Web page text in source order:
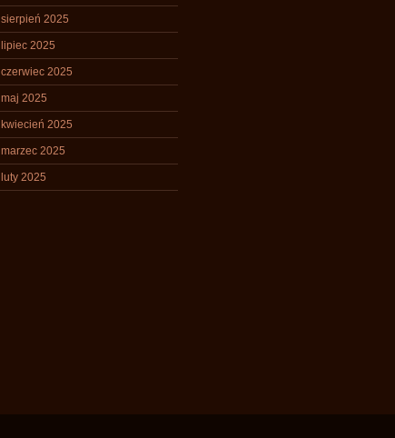
sierpień 2025
lipiec 2025
czerwiec 2025
maj 2025
kwiecień 2025
marzec 2025
luty 2025